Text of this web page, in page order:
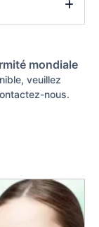
mondiale
veuillez
nous.